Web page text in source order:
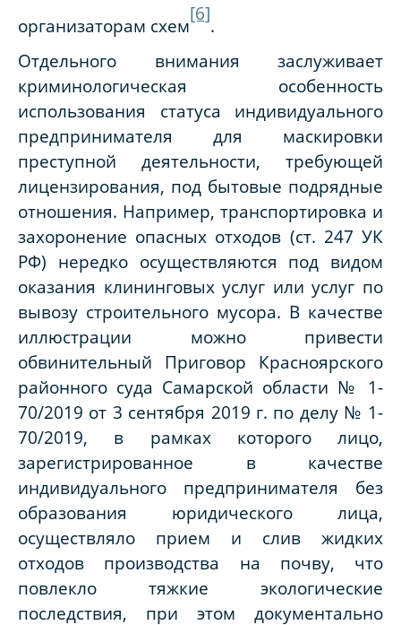
организаторам схем
[6]
.
Отдельного внимания заслуживает
криминологическая особенность
использования статуса индивидуального
предпринимателя для маскировки
преступной деятельности, требующей
лицензирования, под бытовые подрядные
отношения. Например, транспортировка и
захоронение опасных отходов (ст. 247 УК
РФ) нередко осуществляются под видом
оказания клининговых услуг или услуг по
вывозу строительного мусора. В качестве
иллюстрации можно привести
обвинительный Приговор Красноярского
районного суда Самарской области № 1-
70/2019 от 3 сентября 2019 г. по делу № 1-
70/2019, в рамках которого лицо,
зарегистрированное в качестве
индивидуального предпринимателя без
образования юридического лица,
осуществляло прием и слив жидких
отходов производства на почву, что
повлекло тяжкие экологические
последствия, при этом документально